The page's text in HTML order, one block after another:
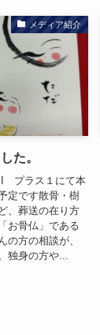
メディア紹介
た。
プラス１にて本
定です散骨・樹
、葬送の在り方
お骨仏」である
の方の相談が、
独身の方や...